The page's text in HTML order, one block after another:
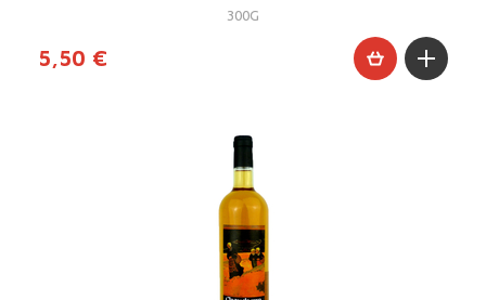
300G
5,50 €